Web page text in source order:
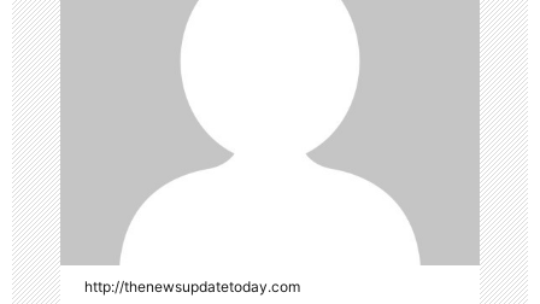
t
i
o
n
http://thenewsupdatetoday.com